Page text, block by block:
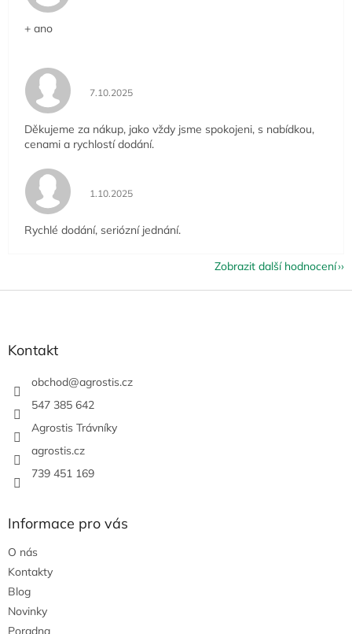
+ ano
Hodnocení obchodu je 5 z 5 hvězdiček.
7.10.2025
Děkujeme za nákup, jako vždy jsme spokojeni, s nabídkou,
cenami a rychlostí dodání.
Hodnocení obchodu je 5 z 5 hvězdiček.
1.10.2025
Rychlé dodání, seriózní jednání.
Zobrazit další hodnocení
Kontakt
obchod@agrostis.cz
547 385 642
Agrostis Trávníky
agrostis.cz
739 451 169
Informace pro vás
O nás
Kontakty
Blog
Novinky
Poradna